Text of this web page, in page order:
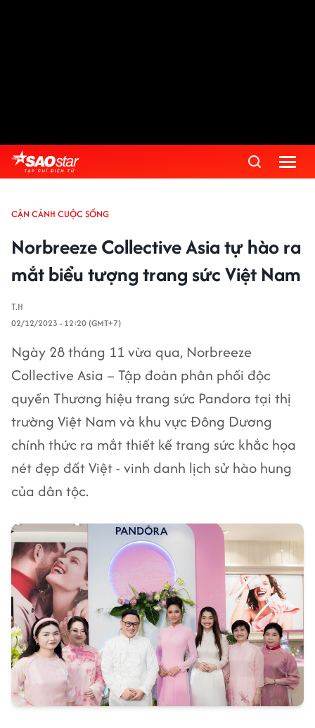
CẬN CẢNH CUỘC SỐNG
Norbreeze Collective Asia tự hào ra
mắt biểu tượng trang sức Việt Nam
T.H
02/12/2023 - 12:20 (GMT+7)
Ngày 28 tháng 11 vừa qua, Norbreeze
Collective Asia – Tập đoàn phân phối độc
quyền Thương hiệu trang sức Pandora tại thị
trường Việt Nam và khu vực Đông Dương
chính thức ra mắt thiết kế trang sức khắc họa
nét đẹp đất Việt - vinh danh lịch sử hào hung
của dân tộc.